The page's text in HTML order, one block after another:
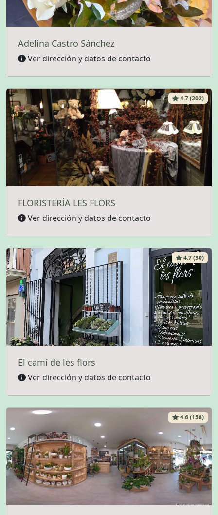
Adelina Castro Sánchez
Ver dirección y datos de contacto
4.7 (202)
FLORISTERÍA LES FLORS
Ver dirección y datos de contacto
4.7 (30)
El camí de les flors
Ver dirección y datos de contacto
4.6 (158)